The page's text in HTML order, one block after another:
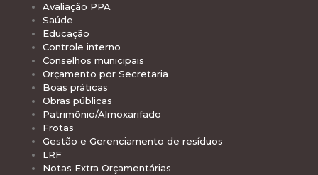
Avaliação PPA
Saúde
Educação
Controle interno
Conselhos municipais
Orçamento por Secretaria
Boas práticas
Obras públicas
Patrimônio/Almoxarifado
Frotas
Gestão e Gerenciamento de resíduos
LRF
Notas Extra Orçamentárias